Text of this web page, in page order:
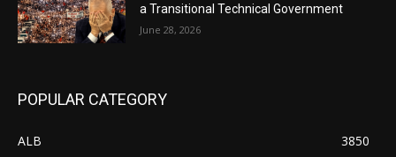
a Transitional Technical Government
June 28, 2026
POPULAR CATEGORY
ALB
3850